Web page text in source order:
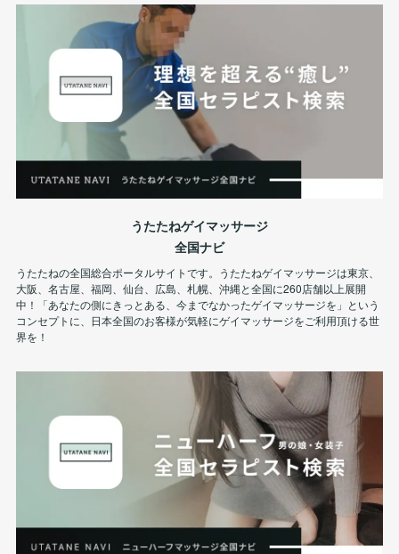
うたたねゲイマッサージ
全国ナビ
うたたねの全国総合ポータルサイトです。うたたねゲイマッサージは東京、
大阪、名古屋、福岡、仙台、広島、札幌、沖縄と全国に260店舗以上展開
中！「あなたの側にきっとある、今までなかったゲイマッサージを」という
コンセプトに、日本全国のお客様が気軽にゲイマッサージをご利用頂ける世
界を！